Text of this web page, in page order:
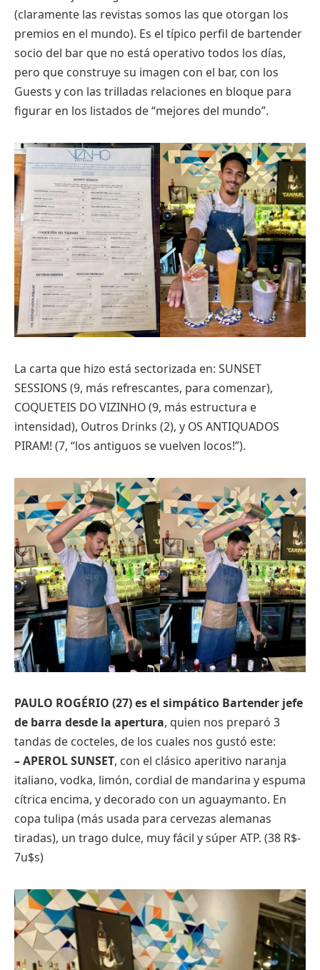
(claramente las revistas somos las que otorgan los
premios en el mundo). Es el típico perfil de bartender
socio del bar que no está operativo todos los días,
pero que construye su imagen con el bar, con los
Guests y con las trilladas relaciones en bloque para
figurar en los listados de “mejores del mundo”.
La carta que hizo está sectorizada en: SUNSET
SESSIONS (9, más refrescantes, para comenzar),
COQUETEIS DO VIZINHO (9, más estructura e
intensidad), Outros Drinks (2), y OS ANTIQUADOS
PIRAM! (7, “los antiguos se vuelven locos!”).
PAULO ROGÉRIO (27) es el simpático Bartender jefe
de barra desde la apertura, quien nos preparó 3
tandas de cocteles, de los cuales nos gustó este:
– APEROL SUNSET, con el clásico aperitivo naranja
italiano, vodka, limón, cordial de mandarina y espuma
cítrica encima, y decorado con un aguaymanto. En
copa tulipa (más usada para cervezas alemanas
tiradas), un trago dulce, muy fácil y súper ATP. (38 R$-
7u$s)